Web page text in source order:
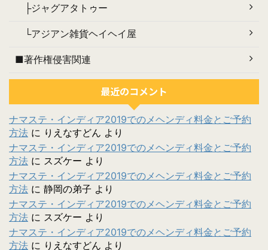
├ジャグアタトゥー
└アジアン雑貨ヘイヘイ屋
■著作権侵害関連
最近のコメント
ナマステ・インディア2019でのメヘンディ料金とご予約
方法 に りえなすどん より
ナマステ・インディア2019でのメヘンディ料金とご予約
方法 に スズケー より
ナマステ・インディア2019でのメヘンディ料金とご予約
方法 に 静岡の弟子 より
ナマステ・インディア2019でのメヘンディ料金とご予約
方法 に スズケー より
ナマステ・インディア2019でのメヘンディ料金とご予約
方法 に りえなすどん より